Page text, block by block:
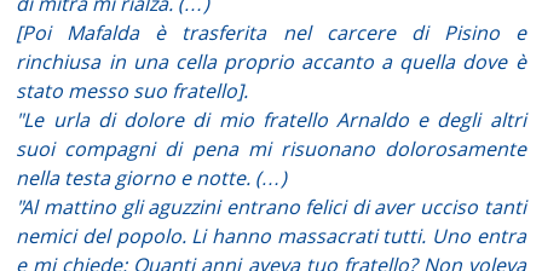
[Poi Mafalda è trasferita nel carcere di Pisino e
rinchiusa in una cella proprio accanto a quella dove è
stato messo suo fratello].
"Le urla di dolore di mio fratello Arnaldo e degli altri
suoi compagni di pena mi risuonano dolorosamente
nella testa giorno e notte. (…)
"Al mattino gli aguzzini entrano felici di aver ucciso tanti
nemici del popolo. Li hanno massacrati tutti. Uno entra
e mi chiede: Quanti anni aveva tuo fratello? Non voleva